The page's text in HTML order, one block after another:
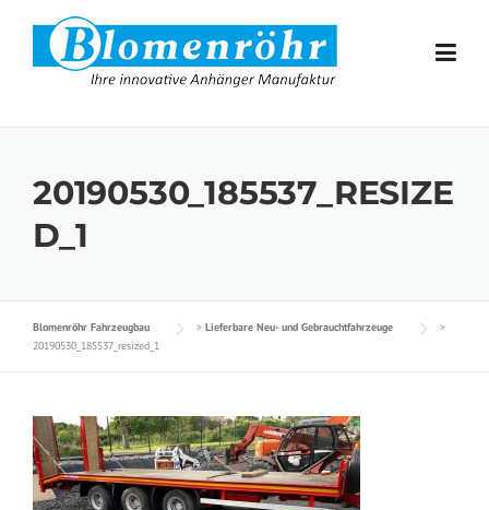
Skip to content
20190530_185537_RESIZE
D_1
Blomenröhr Fahrzeugbau > Lieferbare Neu- und Gebrauchtfahrzeuge
>
20190530_185537_resized_1